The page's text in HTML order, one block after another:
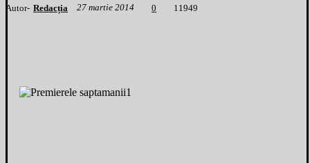
Autor- Redacția 27 martie 2014 0 1 1949